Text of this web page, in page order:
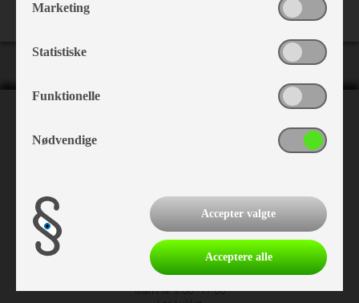
Åbningstider
Man-Fre: 9.00 - 17.00
Marketing
Statistiske
Funktionelle
Nødvendige
Accepter valgte
Acceptere alle